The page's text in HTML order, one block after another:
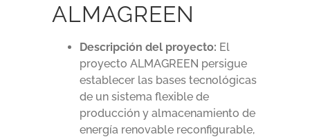
ALMAGREEN
Descripción del proyecto: El
proyecto ALMAGREEN persigue
establecer las bases tecnológicas
de un sistema flexible de
producción y almacenamiento de
energía renovable reconfigurable,